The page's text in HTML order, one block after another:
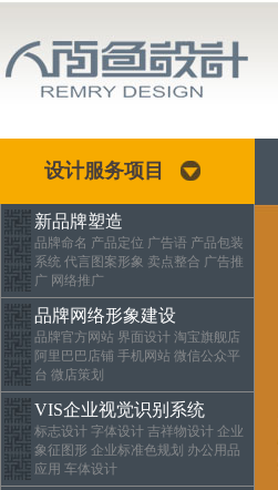
设计服务项目
新品牌塑造
品牌命名 产品定位 广告语 产品包装
系统 代言图案形象 卖点整合 广告推
广 网络推广
品牌网络形象建设
品牌官方网站 界面设计 淘宝旗舰店
阿里巴巴店铺 手机网站 微信公众平
台 微店策划
VIS企业视觉识别系统
标志设计 字体设计 吉祥物设计 企业
象征图形 企业标准色规划 办公用品
应用 车体设计